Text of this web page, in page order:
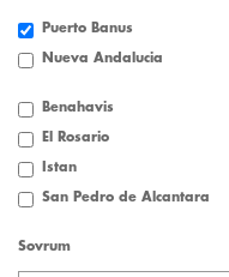
Puerto Banus
Nueva Andalucia
Benahavis
El Rosario
Istan
San Pedro de Alcantara
Sovrum